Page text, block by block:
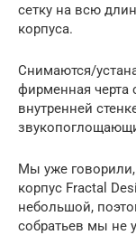
сетку на всю
корпуса.
Снимаются/
фирменная черта
внутренней
Мы уже говорили,
корпус Fractal
небольшой,
собратьев мы не